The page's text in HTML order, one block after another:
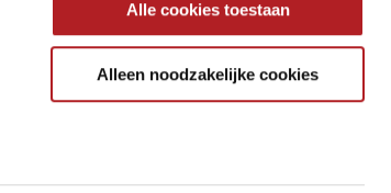
Alle cookies toestaan
Alleen noodzakelijke cookies
Facebook